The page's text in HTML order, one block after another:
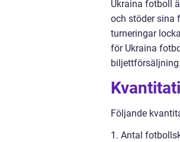
Ukraina fotboll
och stöder sina
turneringar
för Ukraina
biljettförsäljning.
Följande
1. Antal